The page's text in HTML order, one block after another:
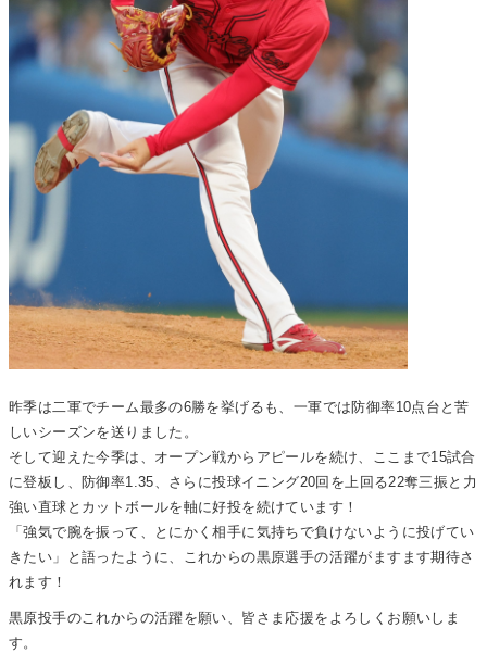
昨季は二軍でチーム最多の6勝を挙げるも、一軍では防御率10点台と苦
しいシーズンを送りました。
そして迎えた今季は、オープン戦からアピールを続け、ここまで15試合
に登板し、防御率1.35、さらに投球イニング20回を上回る22奪三振と力
強い直球とカットボールを軸に好投を続けています！
「強気で腕を振って、とにかく相手に気持ちで負けないように投げてい
きたい」と語ったように、これからの黒原選手の活躍がますます期待さ
れます！
黒原投手のこれからの活躍を願い、皆さま応援をよろしくお願いしま
す。